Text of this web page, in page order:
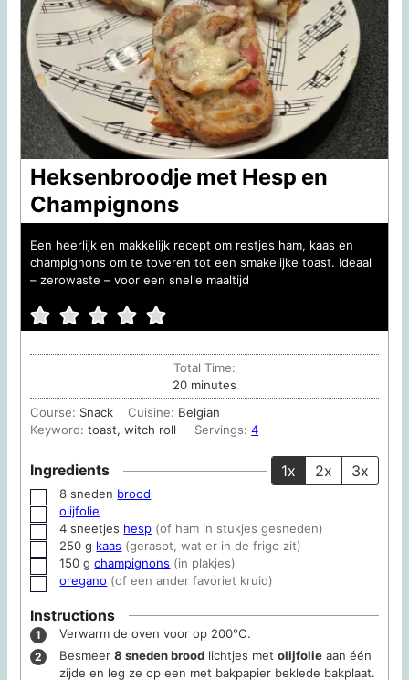
Heksenbroodje met Hesp en
Champignons
Een heerlijk en makkelijk recept om restjes ham, kaas en
champignons om te toveren tot een smakelijke toast. Ideaal
– zerowaste – voor een snelle maaltijd
Total Time:
20minutes
minutes
Course: Snack Cuisine: Belgian
Keyword:toast, witch roll Servings:4
Ingredients 1x 2x 3x
▢
8 sneden brood
▢
olijfolie
▢
4 sneetjes hesp (of ham in stukjes gesneden)
▢
250 g kaas (geraspt, wat er in de frigo zit)
▢
150 g champignons (in plakjes)
▢
oregano (of een ander favoriet kruid)
Instructions
Verwarm de oven voor op 200°C.
Besmeer8 sneden brood lichtjes metolijfolie aan één
zijde en leg ze op een met bakpapier beklede bakplaat.